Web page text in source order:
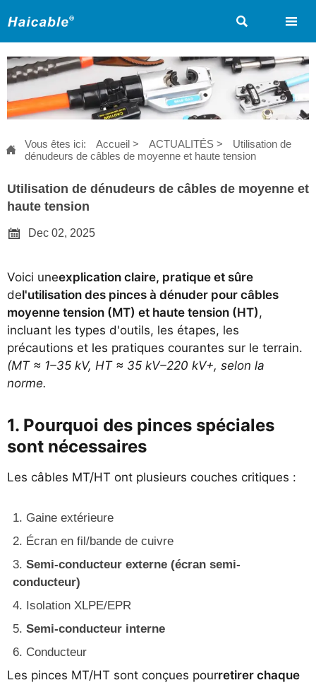
 
 Vous êtes ici: Accueil > ACTUALITÉS >
Utilisation de
dénudeurs de câbles de moyenne et haute tension
Utilisation de dénudeurs de câbles de moyenne et
haute tension

Dec 02, 2025
Voici uneexplication claire, pratique et sûre
del'utilisation des pinces à dénuder pour câbles
moyenne tension (MT) et haute tension (HT),
incluant les types d'outils, les étapes, les
précautions et les pratiques courantes sur le terrain.
(MT ≈ 1–35 kV, HT ≈ 35 kV–220 kV+, selon la
norme.
1. Pourquoi des pinces spéciales
sont nécessaires
Les câbles MT/HT ont plusieurs couches critiques :
Gaine extérieure
Écran en fil/bande de cuivre
Semi-conducteur externe (écran semi-
conducteur)
Isolation XLPE/EPR
Semi-conducteur interne
Conducteur
Les pinces MT/HT sont conçues pourretirer chaque